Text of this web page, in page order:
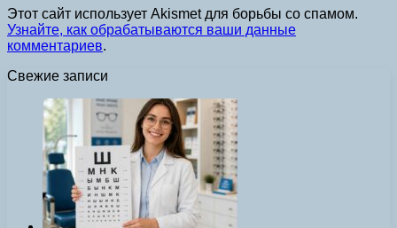
Этот сайт использует Akismet для борьбы со спамом.
Узнайте, как обрабатываются ваши данные
комментариев.
Свежие записи